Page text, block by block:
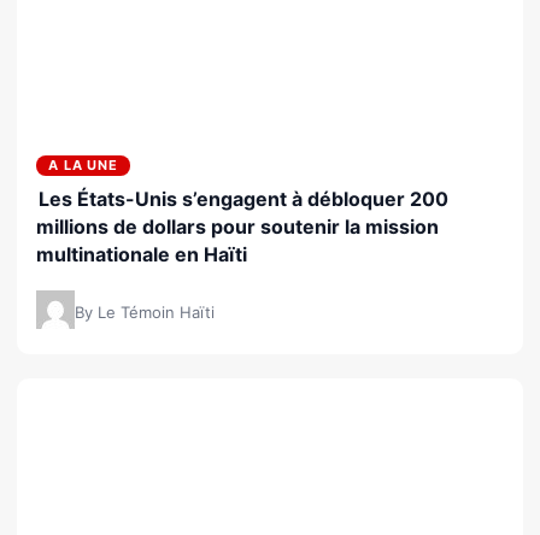
A LA UNE
Les États-Unis s’engagent à débloquer 200
millions de dollars pour soutenir la mission
multinationale en Haïti
By Le Témoin Haïti